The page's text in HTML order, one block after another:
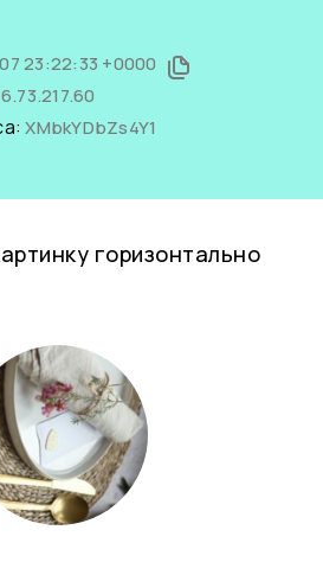
23:22:33 +0000
XMbkYDbZs4Y1
горизонтально